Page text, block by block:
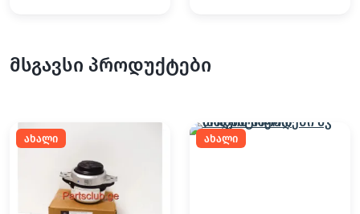
მსგავსი პროდუქტები
ახალი ახალი